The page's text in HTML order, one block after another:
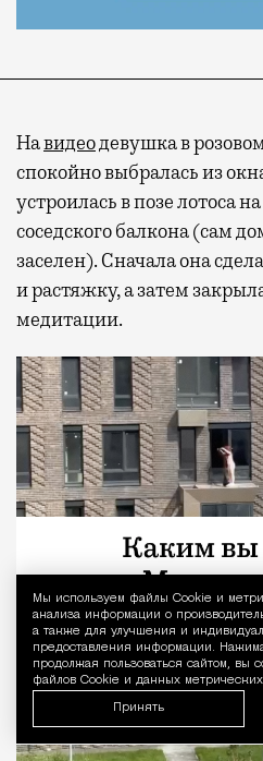
Мы используем файлы Сookie и
анализа информации о
а также для улучшения и
предоставления информации.
продолжая пользоваться сайтом, вы
файлов Cookie и данных
Принять
Навидеодевушка в
спокойно выбралась из
устроилась в позе лотоса
соседского балкона (сам
заселен). Сначала она
и растяжку, а затем
медитации.